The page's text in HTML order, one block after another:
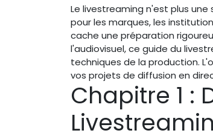
Le livestreaming n'est plus
pour les marques, les
cache une préparation
l'audiovisuel, ce guide du
techniques de la production.
vos projets de diffusion en
Chapitre 1 :